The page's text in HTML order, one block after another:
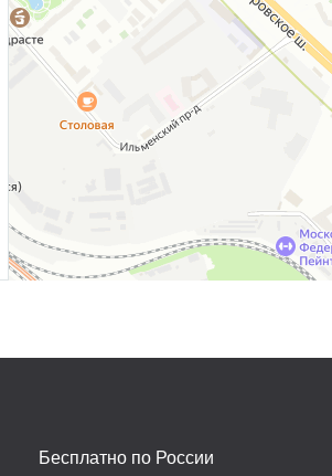
Бесплатно по России